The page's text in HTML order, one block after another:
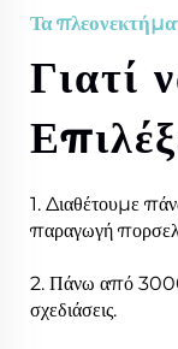
Τα
Γιατί
1. Διαθέτουμε
παραγωγή
2. Πάνω από
σχεδιάσεις.